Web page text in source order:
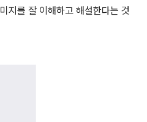
지를 잘 이해하고 해설한다는 것